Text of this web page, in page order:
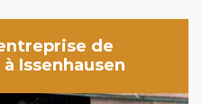
de
Issenhausen